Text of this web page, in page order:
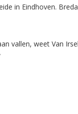
in Eindhoven.
vallen, weet Van